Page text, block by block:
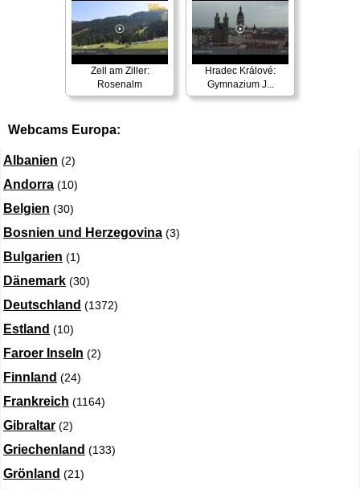
Zell am Ziller:
Rosenalm
Hradec Králové:
Gymnazium J...
Webcams Europa:
Albanien (2)
Andorra (10)
Belgien (30)
Bosnien und Herzegovina (3)
Bulgarien (1)
Dänemark (30)
Deutschland (1372)
Estland (10)
Faroer Inseln (2)
Finnland (24)
Frankreich (1164)
Gibraltar (2)
Griechenland (133)
Grönland (21)